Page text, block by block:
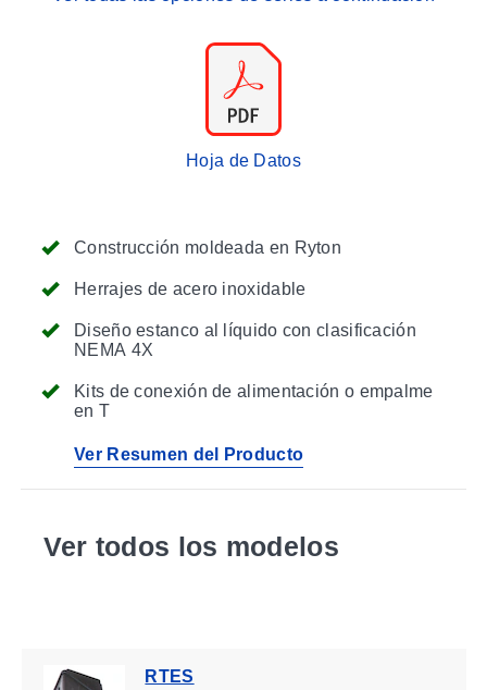
Construcción moldeada en Ryton
Herrajes de acero inoxidable
Diseño estanco al líquido con clasificación
NEMA 4X
Kits de conexión de alimentación o empalme
en T
Ver Resumen del Producto
Hoja de Datos
Ver todos los modelos
RTES